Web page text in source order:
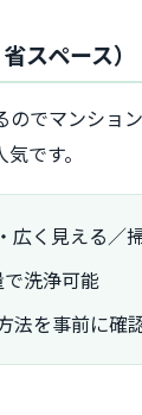
スペース）
でマンショ
です。
広く見える／
で洗浄可能
法を事前に確